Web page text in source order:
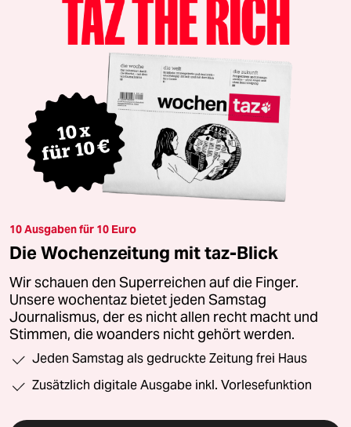
10 Ausgaben für 10 Euro
Die Wochenzeitung mit taz-Blick
Wir schauen den Superreichen auf die Finger.
Unsere wochentaz bietet jeden Samstag
Journalismus, der es nicht allen recht macht und
Stimmen, die woanders nicht gehört werden.
Jeden Samstag als gedruckte Zeitung frei Haus
Zusätzlich digitale Ausgabe inkl. Vorlesefunktion